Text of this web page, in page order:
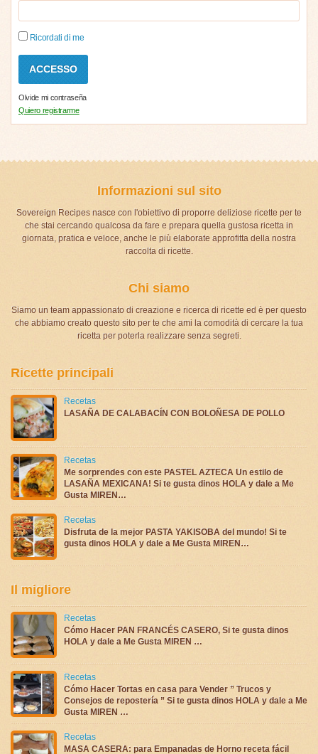
Ricordati di me
Olvide mi contraseña
Quiero registrarme
Informazioni sul sito
Sovereign Recipes nasce con l'obiettivo di proporre deliziose ricette per te
che stai cercando qualcosa da fare e prepara quella gustosa ricetta in
giornata, pratica e veloce, anche le più elaborate approfitta della nostra
raccolta di ricette.
Chi siamo
Siamo un team appassionato di creazione e ricerca di ricette ed è per questo
che abbiamo creato questo sito per te che ami la comodità di cercare la tua
ricetta per poterla realizzare senza segreti.
Ricette principali
Recetas
LASAÑA DE CALABACÍN CON BOLOÑESA DE POLLO
Recetas
Me sorprendes con este PASTEL AZTECA Un estilo de
LASAÑA MEXICANA! Si te gusta dinos HOLA y dale a Me
Gusta MIREN…
Recetas
Disfruta de la mejor PASTA YAKISOBA del mundo! Si te
gusta dinos HOLA y dale a Me Gusta MIREN…
Il migliore
Recetas
Cómo Hacer PAN FRANCÉS CASERO, Si te gusta dinos
HOLA y dale a Me Gusta MIREN …
Recetas
Cómo Hacer Tortas en casa para Vender ” Trucos y
Consejos de repostería ” Si te gusta dinos HOLA y dale a Me
Gusta MIREN …
Recetas
MASA CASERA: para Empanadas de Horno receta fácil